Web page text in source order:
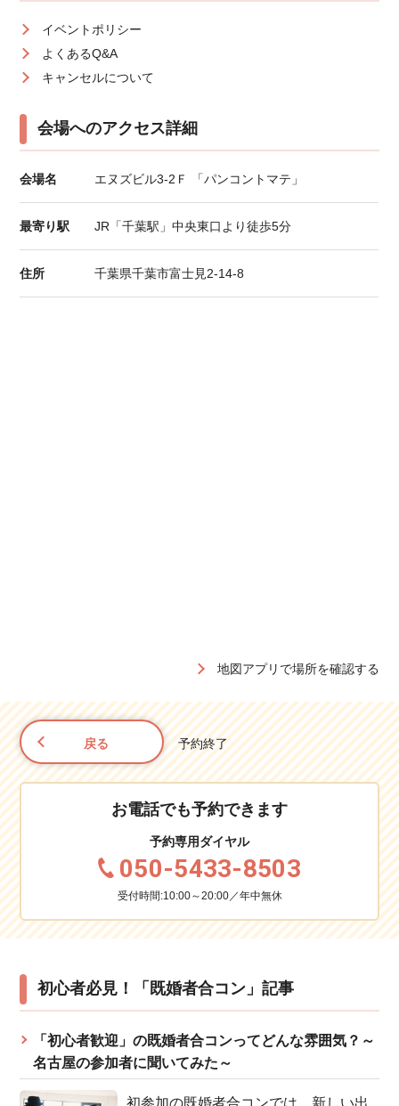
イベントポリシー
よくあるQ&A
キャンセルについて
会場へのアクセス詳細
会場名 エヌズビル3-2Ｆ 「パンコントマテ」
最寄り駅 JR「千葉駅」中央東口より徒歩5分
住所 千葉県千葉市富士見2-14-8
地図アプリで場所を確認する
戻る 予約終了
お電話でも予約できます
予約専用ダイヤル
050-5433-8503
受付時間:10:00～20:00／年中無休
初心者必見！「既婚者合コン」記事
「初心者歓迎」の既婚者合コンってどんな雰囲気？～
名古屋の参加者に聞いてみた～
初参加の既婚者合コンでは、新しい出